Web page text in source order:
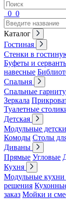
0 0
Каталог
Гостиная
Стенки в
Буфеты и
навесные
Спальня
Спальные
Зеркала
Туалетные
Детская
Модульные
Комоды Столы
Диваны
Прямые Угловые
Кухня
Модульные кухни
решения
заказ Мойки и